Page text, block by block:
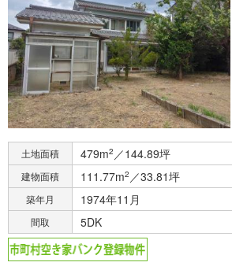
土地面積 479m2 ／144.89坪
建物面積 111.77m2 ／33.81坪
築年月 1974年11月
間取 5DK